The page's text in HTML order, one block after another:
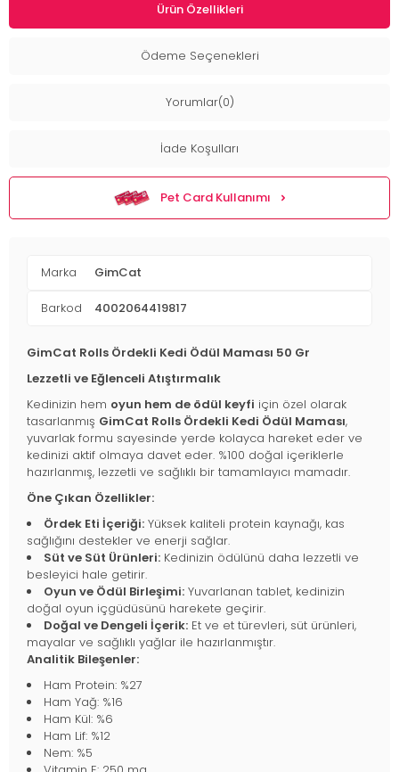
Ürün Özellikleri
Ödeme Seçenekleri
Yorumlar(0)
İade Koşulları
Pet Card Kullanımı
Marka GimCat
Barkod 4002064419817
GimCat Rolls Ördekli Kedi Ödül Maması 50 Gr
Lezzetli ve Eğlenceli Atıştırmalık
Kedinizin hem oyun hem de ödül keyfi için özel olarak
tasarlanmış GimCat Rolls Ördekli Kedi Ödül Maması,
yuvarlak formu sayesinde yerde kolayca hareket eder ve
kedinizi aktif olmaya davet eder. %100 doğal içeriklerle
hazırlanmış, lezzetli ve sağlıklı bir tamamlayıcı mamadır.
Öne Çıkan Özellikler:
Ördek Eti İçeriği: Yüksek kaliteli protein kaynağı, kas
sağlığını destekler ve enerji sağlar.
Süt ve Süt Ürünleri: Kedinizin ödülünü daha lezzetli ve
besleyici hale getirir.
Oyun ve Ödül Birleşimi: Yuvarlanan tablet, kedinizin
doğal oyun içgüdüsünü harekete geçirir.
Doğal ve Dengeli İçerik: Et ve et türevleri, süt ürünleri,
mayalar ve sağlıklı yağlar ile hazırlanmıştır.
Analitik Bileşenler:
Ham Protein: %27
Ham Yağ: %16
Ham Kül: %6
Ham Lif: %12
Nem: %5